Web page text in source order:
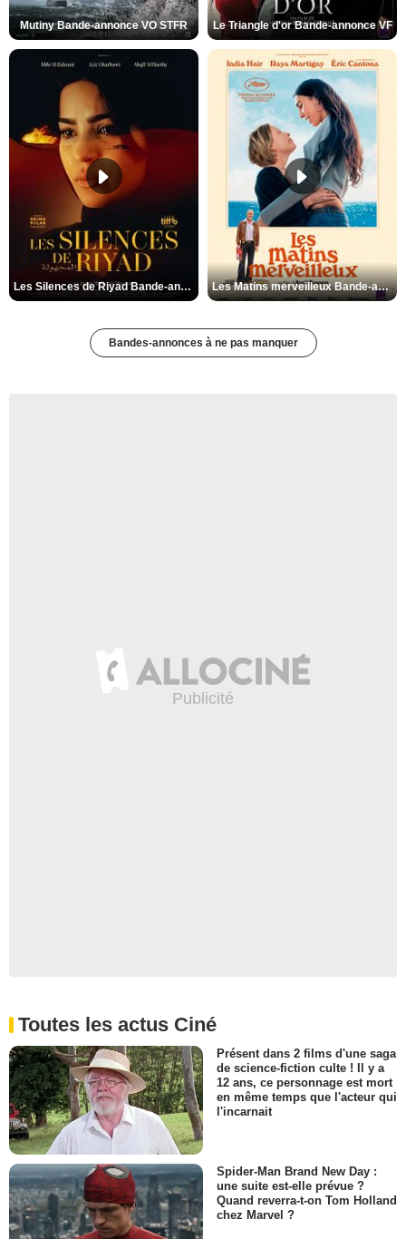
Mutiny Bande-annonce VO STFR Le Triangle d'or Bande-annonce VF
Les Silences de Riyad Bande-annonce VO STFR Les Matins merveilleux Bande-annonce VF
Bandes-annonces à ne pas manquer
Toutes les actus Ciné
Présent dans 2 films d'une saga
de science-fiction culte ! Il y a
12 ans, ce personnage est mort
en même temps que l'acteur qui
l'incarnait
Spider-Man Brand New Day :
une suite est-elle prévue ?
Quand reverra-t-on Tom Holland
chez Marvel ?